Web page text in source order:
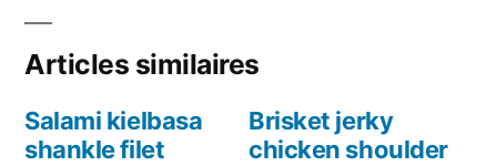
Articles similaires
Salami kielbasa
shankle filet
Brisket jerky
chicken shoulder